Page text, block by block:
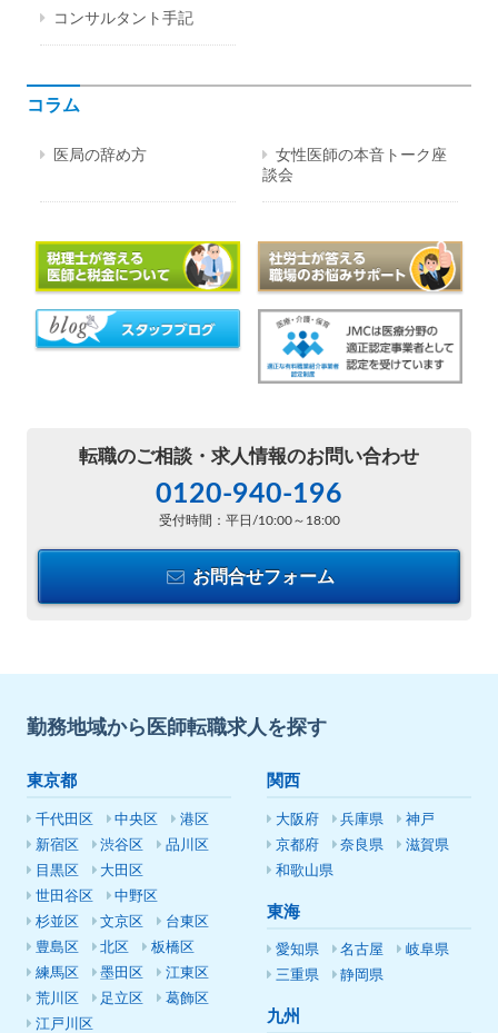
コンサルタント手記
コラム
医局の辞め方
女性医師の本音トーク座
談会
転職のご相談・ 求人情報のお問い合わせ
0120-940-196
受付時間：平日/10:00～18:00
お問合せフォーム
勤務地域から医師転職求人を探す
東京都
千代田区 中央区
港区
新宿区
渋谷区
品川区
目黒区
大田区
世田谷区
中野区
杉並区
文京区
台東区
豊島区
北区
板橋区
練馬区
墨田区
江東区
荒川区
足立区
葛飾区
江戸川区
関西
大阪府 兵庫県
神戸
京都府
奈良県
滋賀県
和歌山県
東海
愛知県 名古屋
岐阜県
三重県
静岡県
九州